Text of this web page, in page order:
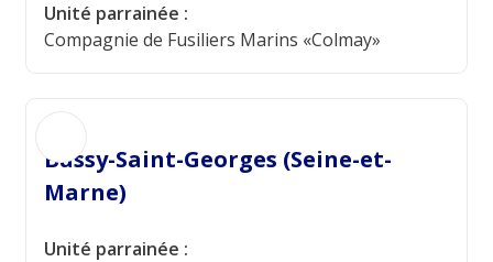
Unité parrainée :
Compagnie de Fusiliers Marins «Colmay»
Bussy-Saint-Georges (Seine-et-
Marne)
Unité parrainée :